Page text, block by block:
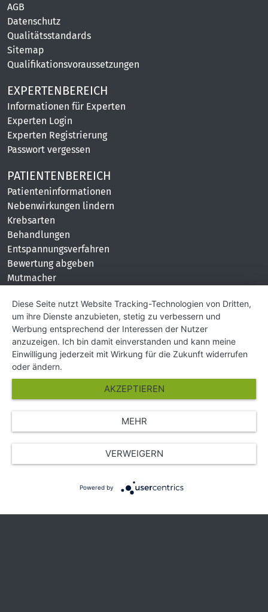
AGB
Datenschutz
Qualitätsstandards
Sitemap
Qualifikationsvoraussetzungen
EXPERTENBEREICH
Informationen für Experten
Experten Login
Experten Registrierung
Passwort vergessen
PATIENTENBEREICH
Patienteninformationen
Nebenwirkungen lindern
Krebsarten
Behandlungen
Entspannungsverfahren
Bewertung abgeben
Mutmacher
KONTAKT
Impressum
Hilfe und Kontakt
Partner
Presse
Über Uns
© Copyright 2026 SGK Stärker gegen Krebs
Diese Seite nutzt Website Tracking-Technologien von Dritten,
um ihre Dienste anzubieten, stetig zu verbessern und
Werbung entsprechend der Interessen der Nutzer
anzuzeigen. Ich bin damit einverstanden und kann meine
Einwilligung jederzeit mit Wirkung für die Zukunft widerrufen
oder ändern.
VERWEIGERN
AKZEPTIEREN
MEHR
Powered by